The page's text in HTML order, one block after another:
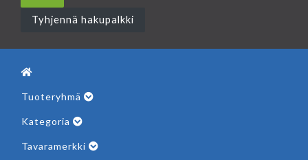
Tyhjennä hakupalkki
Tuoteryhmä
Kategoria
Tavaramerkki